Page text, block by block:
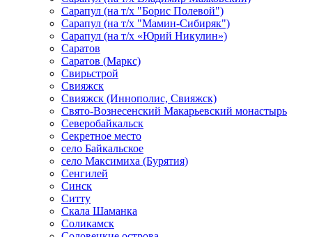
Сарапул (на т/х "Борис Полевой")
Сарапул (на т/х "Мамин-Сибиряк")
Сарапул (на т/х «Юрий Никулин»)
Саратов
Саратов (Маркс)
Свирьстрой
Свияжск
Свияжск (Иннополис, Свияжск)
Свято-Вознесенский Макарьевский монастырь
Северобайкальск
Секретное место
село Байкальское
село Максимиха (Бурятия)
Сенгилей
Синск
Ситту
Скала Шаманка
Соликамск